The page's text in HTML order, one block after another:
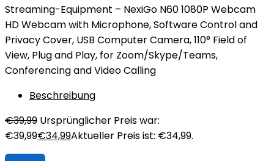
Streaming-Equipment – NexiGo N60 1080P Webcam
HD Webcam with Microphone, Software Control and
Privacy Cover, USB Computer Camera, 110° Field of
View, Plug and Play, for Zoom/Skype/Teams,
Conferencing and Video Calling
Beschreibung
€39,99 Ursprünglicher Preis war:
€39,99€34,99Aktueller Preis ist: €34,99.